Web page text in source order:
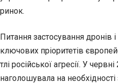
ринок.
Питання застосування дронів
ключових пріоритетів
тлі російської агресії. У
наголошувала на необхідності